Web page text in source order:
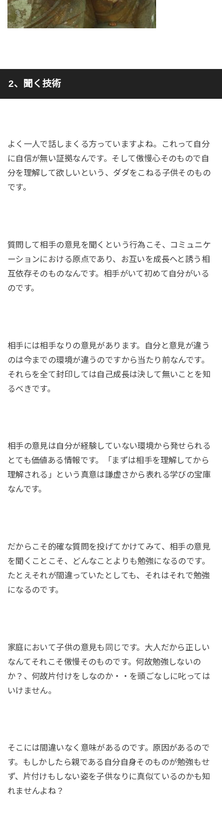
2、聞く技術
よく一人で話しまくる方っていますよね。これって自分
に自信が無い証拠なんです。そして傲慢心そのもので自
分を理解して欲しいという、ダダをこねる子供そのもの
です。
質問して相手の意見を聞くという行為こそ、コミュニケ
ーションにおける原点であり、お互いを成長へと誘う相
互依存そのものなんです。相手がいて初めて自分がいる
のです。
相手には相手なりの意見があります。自分と意見が違う
のは今までの環境が違うのですから当たり前なんです。
それらを全て封印しては自己成長は決して無いことを知
るべきです。
相手の意見は自分が経験していない環境から発せられる
とても価値ある情報です。「まずは相手を理解してから
理解される」という真意は謙虚さから表れる学びの宝庫
なんです。
だからこそ的確な質問を投げてかけてみて、相手の意見
を聞くことこそ、どんなことよりも勉強になるのです。
たとえそれが間違っていたとしても、それはそれで勉強
になるのです。
家庭において子供の意見も同じです。大人だから正しい
なんてそれこそ傲慢そのものです。何故勉強しないの
か？、何故片付けをしなのか・・を頭ごなしに叱っては
いけません。
そこには間違いなく意味があるのです。原因があるので
す。もしかしたら親である自分自身そのものが勉強もせ
ず、片付けもしない姿を子供なりに真似ているのかも知
れませんよね？